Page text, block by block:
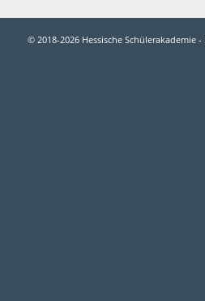
© 2018-2026 Hessische Schülerakademie -